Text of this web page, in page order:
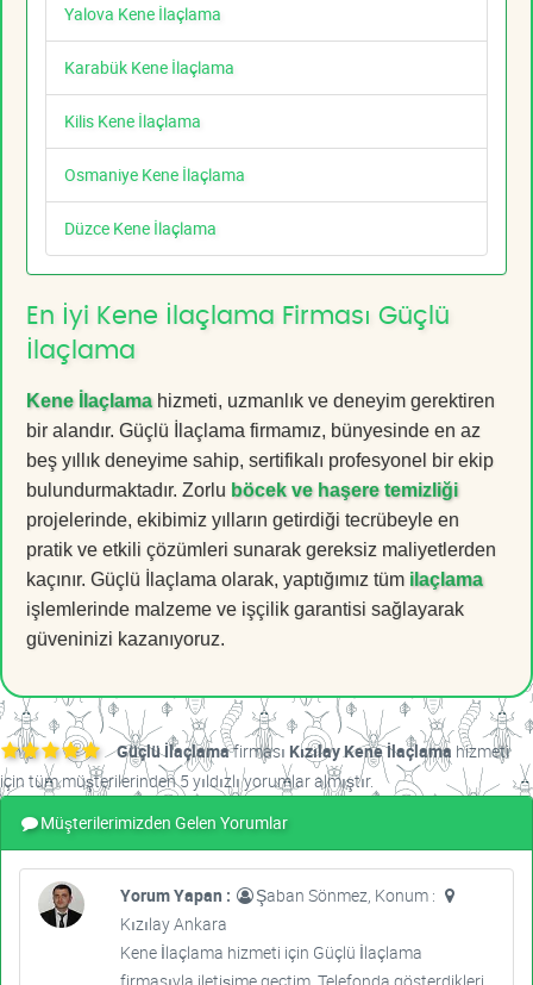
Yalova Kene İlaçlama
Karabük Kene İlaçlama
Kilis Kene İlaçlama
Osmaniye Kene İlaçlama
Düzce Kene İlaçlama
En İyi Kene İlaçlama Firması Güçlü
İlaçlama
Kene İlaçlamahizmeti, uzmanlık ve deneyim gerektiren
bir alandır. Güçlü İlaçlama firmamız, bünyesinde en az
beş yıllık deneyime sahip, sertifikalı profesyonel bir ekip
bulundurmaktadır. Zorlu böcek ve haşere temizliği
projelerinde, ekibimiz yılların getirdiği tecrübeyle en
pratik ve etkili çözümleri sunarak gereksiz maliyetlerden
kaçınır. Güçlü İlaçlama olarak, yaptığımız tüm ilaçlama
işlemlerinde malzeme ve işçilik garantisi sağlayarak
güveninizi kazanıyoruz.
Güçlü İlaçlamafirması Kızılay Kene İlaçlama hizmeti
için tüm müşterilerinden 5 yıldızlı yorumlar almıştır.
Müşterilerimizden Gelen Yorumlar
Yorum Yapan :
Şaban Sönmez, Konum :
Kızılay Ankara
Kene İlaçlama hizmeti için Güçlü İlaçlama